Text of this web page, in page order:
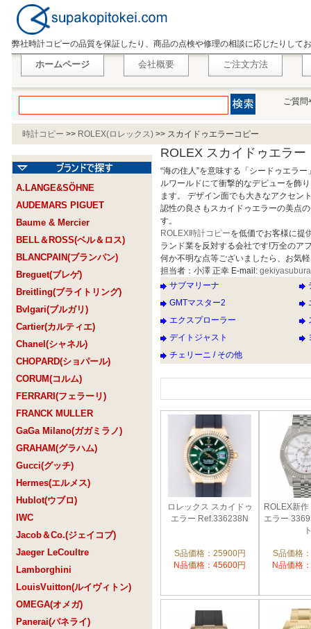
弊社時計コピーの品質を保証したり、商品の点検や修理の相談に応じたりして
ホームページ 会社概要 ご注文方法
ご質問
時計コピー >> ROLEX(ロレックス) >> スカイドゥエラーコピー
A.LANGE&SÖHNE
AUDEMARS PIGUET
Baume & Mercier
BELL＆ROSS(ベル＆ロス)
BLANCPAIN(ブランパン)
Breguet(ブレゲ)
Breitling(ブライトリング)
Bvlgari(ブルガリ)
Cartier(カルティエ)
Chanel(シャネル)
CHOPARD(ショパール)
CORUM(コルム)
FERRARI(フェラーリ)
FRANCK MULLER
GaGa Milano(ガガミラノ)
GRAHAM(グラハム)
Gucci(グッチ)
Hermes(エルメス)
Hublot(ウブロ)
IWC
Jacob＆Co.(ジェイコブ)
Jaeger LeCoultre
Lamborghini
LouisVuitton(ルイヴィトン)
OMEGA(オメガ)
Panerai(パネライ)
ROLEX スカイドゥエラー
“海の住人”を意味する「シードゥエラ
ルワールドにて衝撃的なデビューを飾
ます。 デザイン面でも大きなアクセン
認性の良さもスカイドゥエラーの美点
す。
ROLEX時計コピーを低価でお客様に提
ランド業を反対する会社です!万全のア
何か不明な点等ございましたら、お気
担当者：小澤 正幸 E-mail:
サブマリーナ
GMTマスター2
エクスプローラー
デイトジャスト
チェリーニ / その他
ロレックス スカイドゥ
エラー Ref.336238N
S品価格：25900円
N品価格：45600円
ROLEX新
エラー
S品価格
N品価格